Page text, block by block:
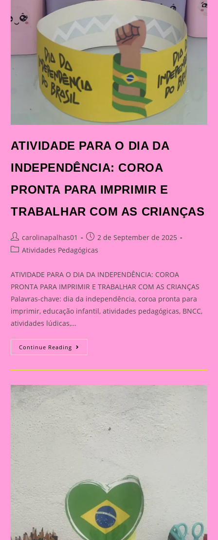
ATIVIDADE PARA O DIA DA
INDEPENDÊNCIA: COROA
PRONTA PARA IMPRIMIR E
TRABALHAR COM AS CRIANÇAS
Post
author:
carolinapalhas01
Post
published:
2 de September de 2025
PostAtividades Pedagógicas
ATIVIDADE PARA O DIA DA INDEPENDÊNCIA: COROA
PRONTA PARA IMPRIMIR E TRABALHAR COM AS CRIANÇAS
Palavras-chave: dia da independência, coroa pronta para
imprimir, educação infantil, atividades pedagógicas, BNCC,
atividades lúdicas,…
Continue Reading ATIVIDADE
PARA
DIA
PRONTA
PARA
IMPRIMIR
E
TRABALHAR
COM
AS
CRIANÇAS